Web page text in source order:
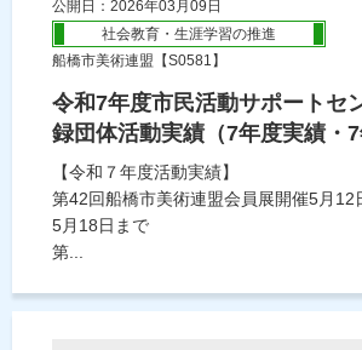
公開日：2026年03月09日
社会教育・生涯学習の推進
船橋市美術連盟【S0581】
令和7年度市民活動サポートセ
録団体活動実績（7年度実績・7
【令和７年度活動実績】
第42回船橋市美術連盟会員展開催5月12
5月18日まで
第...